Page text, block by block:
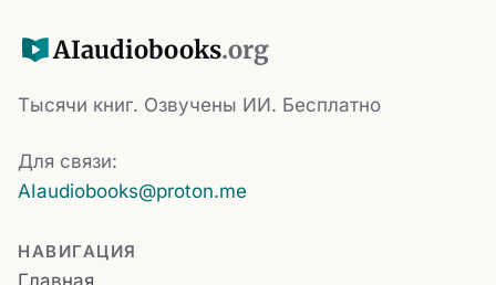
AIaudiobooks.org
Тысячи книг. Озвучены ИИ. Бесплатно
Для связи:
AIaudiobooks@proton.me
НАВИГАЦИЯ